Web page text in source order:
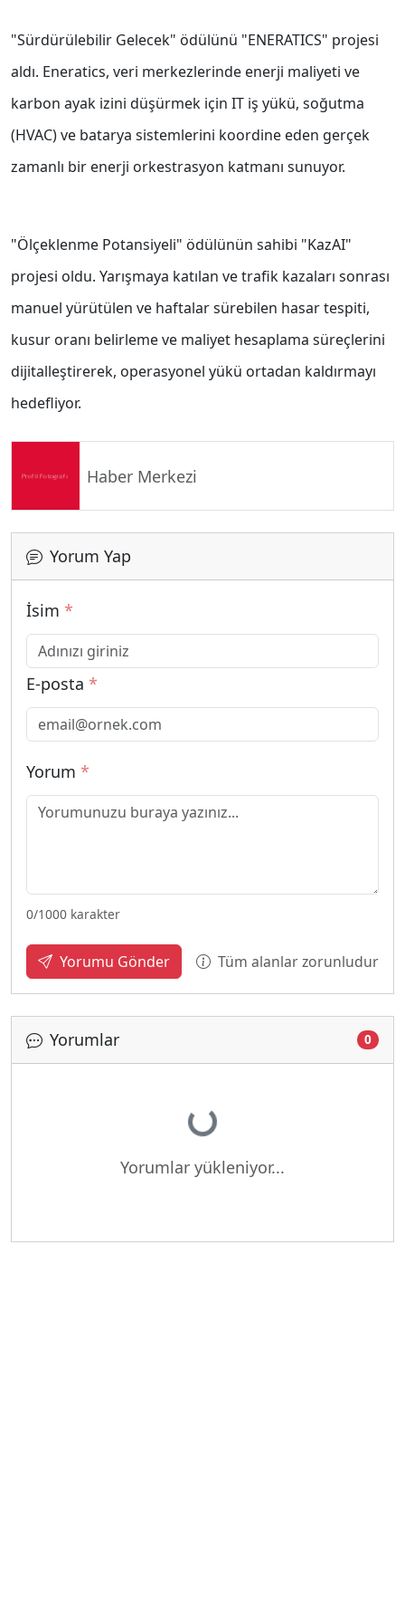
"Sürdürülebilir Gelecek" ödülünü "ENERATICS" projesi
aldı. Eneratics, veri merkezlerinde enerji maliyeti ve
karbon ayak izini düşürmek için IT iş yükü, soğutma
(HVAC) ve batarya sistemlerini koordine eden gerçek
zamanlı bir enerji orkestrasyon katmanı sunuyor.
"Ölçeklenme Potansiyeli" ödülünün sahibi "KazAI"
projesi oldu. Yarışmaya katılan ve trafik kazaları sonrası
manuel yürütülen ve haftalar sürebilen hasar tespiti,
kusur oranı belirleme ve maliyet hesaplama süreçlerini
dijitalleştirerek, operasyonel yükü ortadan kaldırmayı
hedefliyor.
Haber Merkezi
Yorum Yap
İsim *
E-posta *
Yorum *
0/1000 karakter
Yorumu Gönder Tüm alanlar zorunludur
Yorumlar 0
Yükleniyor...
Yorumlar yükleniyor...